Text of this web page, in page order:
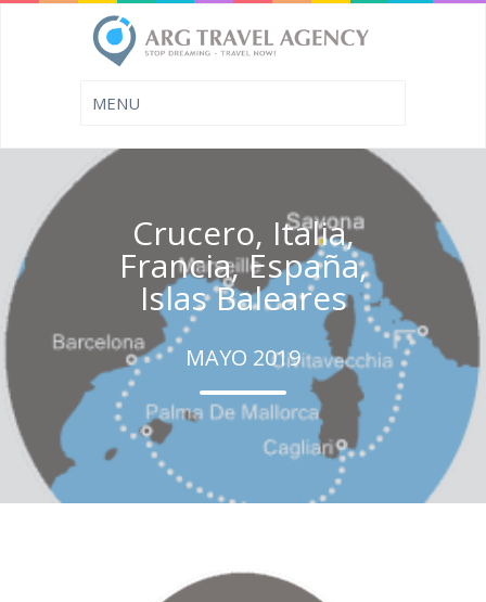
Crucero, Italia,
Francia, España,
Islas Baleares
MAYO 2019